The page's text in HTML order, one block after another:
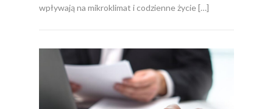
wpływają na mikroklimat i codzienne życie […]